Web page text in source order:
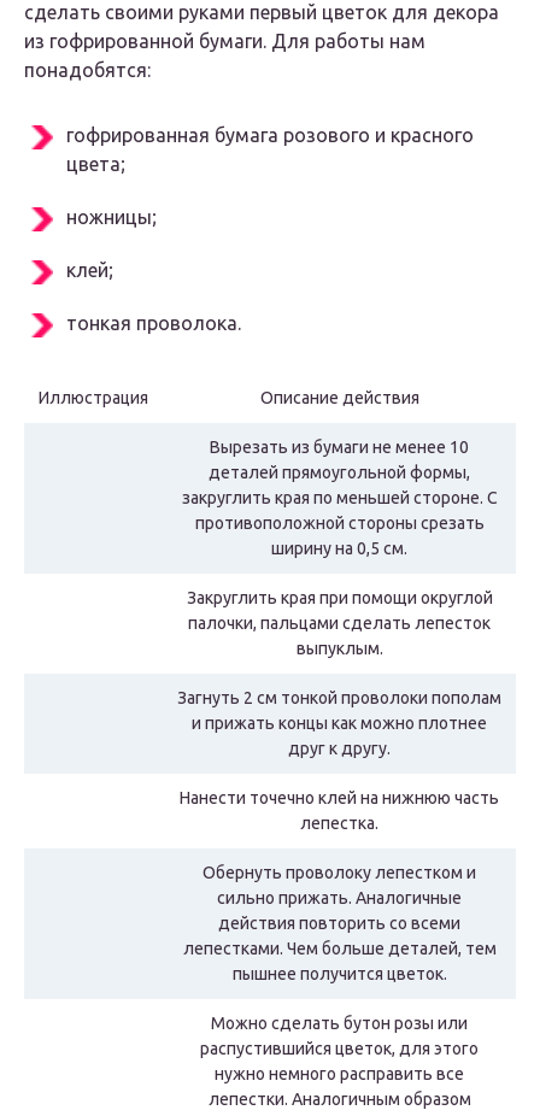
сделать своими руками первый цветок для декора
из гофрированной бумаги. Для работы нам
понадобятся:
гофрированная бумага розового и красного
цвета;
ножницы;
клей;
тонкая проволока.
Иллюстрация Описание действия
Вырезать из бумаги не менее 10
деталей прямоугольной формы,
закруглить края по меньшей стороне. С
противоположной стороны срезать
ширину на 0,5 см.
Закруглить края при помощи округлой
палочки, пальцами сделать лепесток
выпуклым.
Загнуть 2 см тонкой проволоки пополам
и прижать концы как можно плотнее
друг к другу.
Нанести точечно клей на нижнюю часть
лепестка.
Обернуть проволоку лепестком и
сильно прижать. Аналогичные
действия повторить со всеми
лепестками. Чем больше деталей, тем
пышнее получится цветок.
Можно сделать бутон розы или
распустившийся цветок, для этого
нужно немного расправить все
лепестки. Аналогичным образом